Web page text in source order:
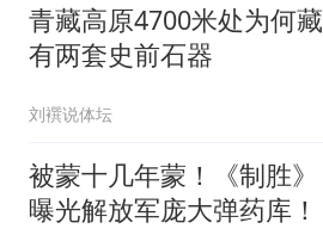
青藏高原4700米处为何藏
有两套史前石器
刘襈说体坛
被蒙十几年蒙！《制胜》
曝光解放军庞大弹药库！